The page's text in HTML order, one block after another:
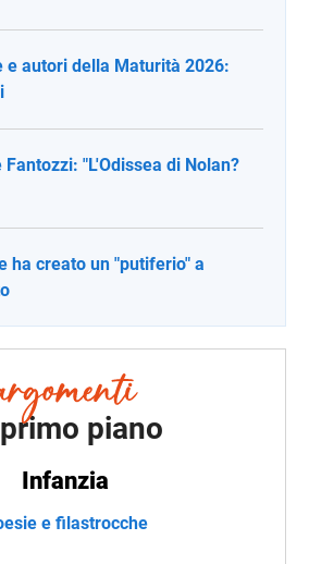
e autori della Maturità 2026:
"L'Odissea di Nolan?
ha creato un "putiferio" a
piano
Infanzia
e filastrocche